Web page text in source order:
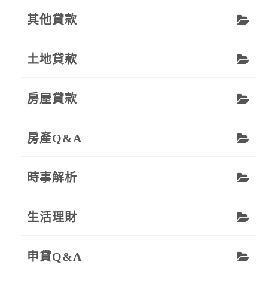
其他貸款
土地貸款
房屋貸款
房產Q&A
時事解析
生活理財
申貸Q&A